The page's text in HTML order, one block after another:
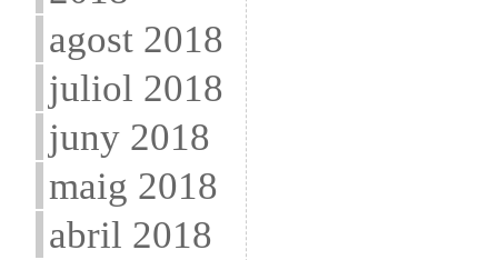
agost 2018
juliol 2018
juny 2018
maig 2018
abril 2018